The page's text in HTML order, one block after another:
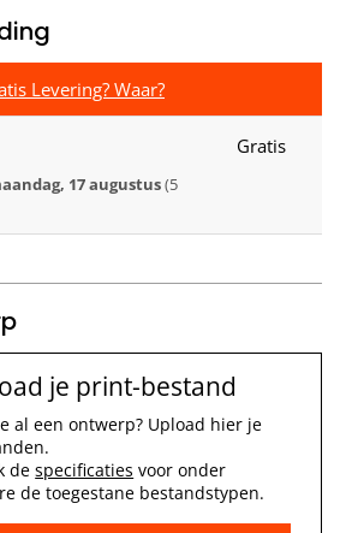
Levering? Waar?
17 augustus(5
Gratis
je print-bestand
al een ontwerp? Upload hier je
despecificaties voor onder
de toegestane bestandstypen.